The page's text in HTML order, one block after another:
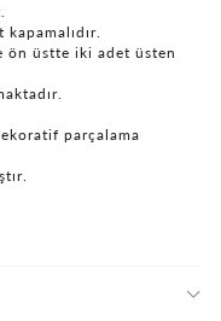
ön üstte iki adet üsten
parçalama